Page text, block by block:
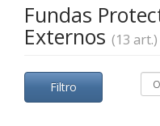
Fundas
Externos (13 art.)
Filtro